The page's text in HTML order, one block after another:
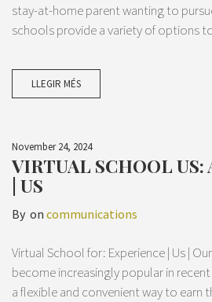
stay-at-home parent wanting to
schools provide a variety of options
LLEGIR MÉS
November 24, 2024
VIRTUAL SCHOOL US:
| US
By on communications
Virtual School for: Experience | Us |
become increasingly popular in
a flexible and convenient way to earn